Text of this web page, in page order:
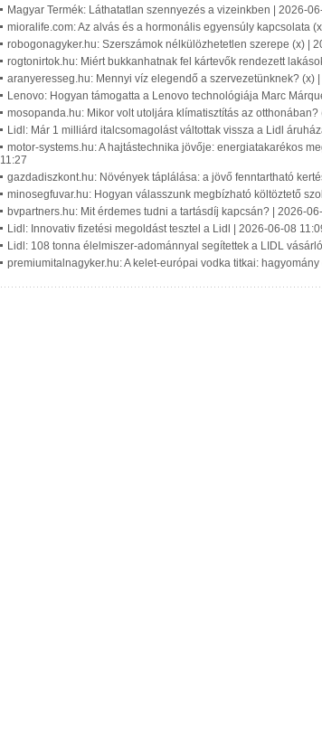
Magyar Termék: Láthatatlan szennyezés a vizeinkben | 2026-
mioralife.com: Az alvás és a hormonális egyensúly kapcsolata
robogonagyker.hu: Szerszámok nélkülözhetetlen szerepe (x) |
rogtonirtok.hu: Miért bukkanhatnak fel kártevők rendezett
aranyeresseg.hu: Mennyi víz elegendő a szervezetünknek? (x)
Lenovo: Hogyan támogatta a Lenovo technológiája Marc
mosopanda.hu: Mikor volt utoljára klímatisztítás az
Lidl: Már 1 milliárd italcsomagolást váltottak vissza a Lidl
motor-systems.hu: A hajtástechnika jövője: energiatakarékos
11:27
gazdadiszkont.hu: Növények táplálása: a jövő fenntartható
minosegfuvar.hu: Hogyan válasszunk megbízható költöztető
bvpartners.hu: Mit érdemes tudni a tartásdíj kapcsán? | 2026-
Lidl: Innovativ fizetési megoldást tesztel a Lidl | 2026-06-08
Lidl: 108 tonna élelmiszer-adománnyal segítettek a LIDL
premiumitalnagyker.hu: A kelet-európai vodka titkai: